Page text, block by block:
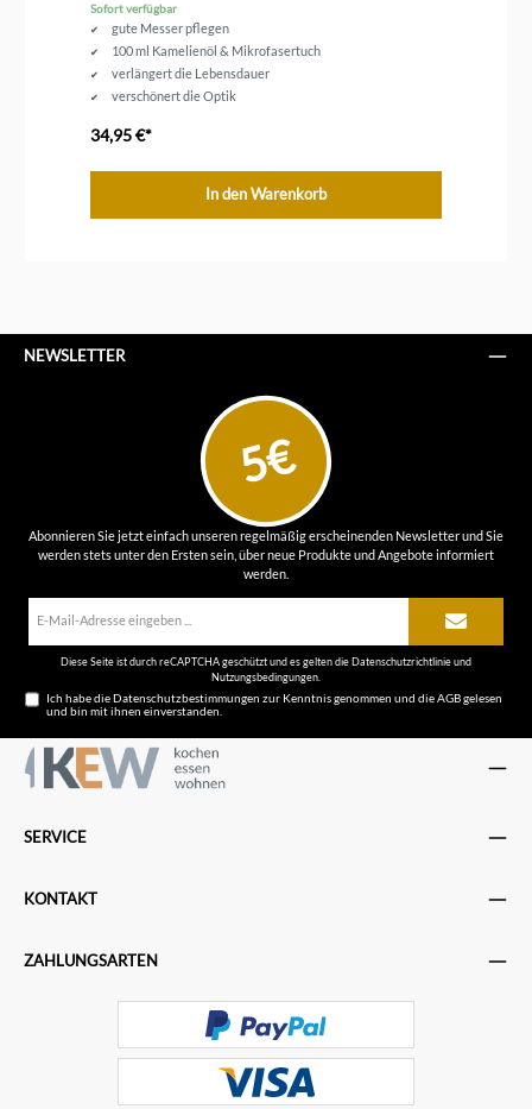
Sofort verfügbar
gute Messer pflegen
100 ml Kamelienöl & Mikrofasertuch
verlängert die Lebensdauer
verschönert die Optik
34,95 €*
In den Warenkorb
NEWSLETTER
5€
Abonnieren Sie jetzt einfach unseren regelmäßig erscheinenden Newsletter und Sie
werden stets unter den Ersten sein, über neue Produkte und Angebote informiert
werden.
Diese Seite ist durch reCAPTCHA geschützt und es gelten dieDatenschutzrichtlinieund
Nutzungsbedingungen
Ich habe dieDatenschutzbestimmungen zur Kenntnis genommen und dieAGBgelesen
und bin mit ihnen einverstanden.
SERVICE
KONTAKT
ZAHLUNGSARTEN